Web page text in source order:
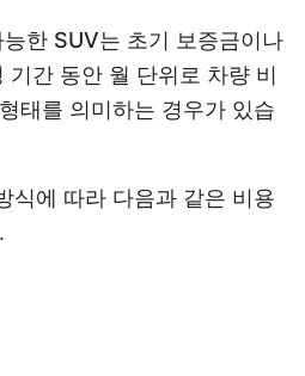
한 SUV는 초기 보증금이나
기간 동안 월 단위로 차량 비
태를 의미하는 경우가 있습
식에 따라 다음과 같은 비용